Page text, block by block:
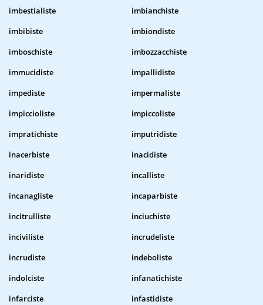
imbestialiste
imbianchiste
imbibiste
imbiondiste
imboschiste
imbozzacchiste
immucidiste
impallidiste
impediste
impermaliste
impiccioliste
impiccoliste
impratichiste
imputridiste
inacerbiste
inacidiste
inaridiste
incalliste
incanagliste
incaparbiste
incitrulliste
inciuchiste
inciviliste
incrudeliste
incrudiste
indeboliste
indolciste
infanatichiste
infarciste
infastidiste